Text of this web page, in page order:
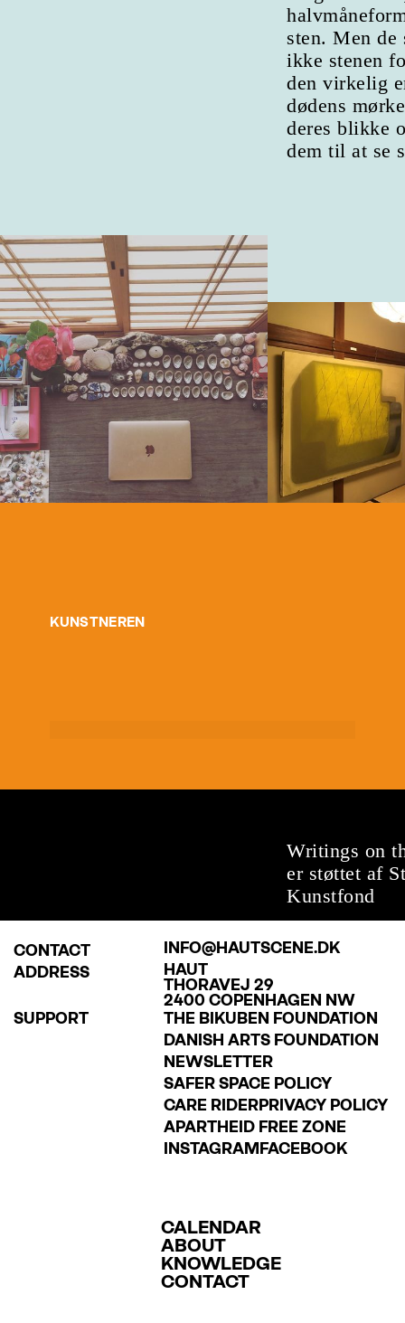
sten. Men de
ikke stenen
den virkelig
dødens
deres blikke
dem til at se
KUNSTNEREN
Writings on
er støttet af
Kunstfond
CALENDAR
ABOUT
KNOWLEDGE
CONTACT
CONTACT
INFO@HAUTSCENE.DK
ADDRESS
HAUT
THORAVEJ 29
2400 COPENHAGEN NW
SUPPORT
THE BIKUBEN FOUNDATION
DANISH ARTS FOUNDATION
NEWSLETTER
SAFER SPACE POLICY
CARE RIDERPRIVACY POLICY
APARTHEID FREE ZONE
INSTAGRAMFACEBOOK